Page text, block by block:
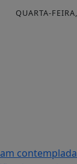
QUARTA-